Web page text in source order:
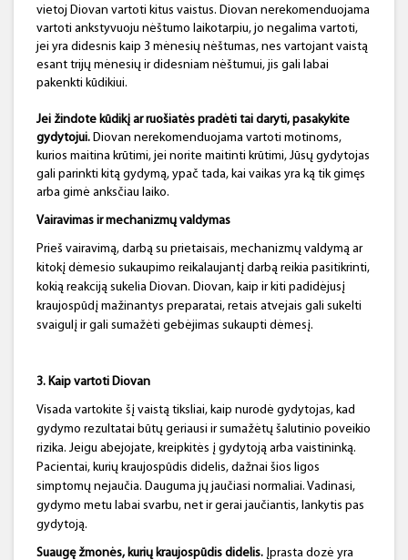
vietoj Diovan vartoti kitus vaistus. Diovan nerekomenduojama
vartoti ankstyvuoju nėštumo laikotarpiu, jo negalima vartoti,
jei yra didesnis kaip 3 mėnesių nėštumas, nes vartojant vaistą
esant trijų mėnesių ir didesniam nėštumui, jis gali labai
pakenkti kūdikiui.
Jei žindote kūdikį ar ruošiatės pradėti tai daryti, pasakykite
gydytojui. Diovan nerekomenduojama vartoti motinoms,
kurios maitina krūtimi, jei norite maitinti krūtimi, Jūsų gydytojas
gali parinkti kitą gydymą, ypač tada, kai vaikas yra ką tik gimęs
arba gimė anksčiau laiko.
Vairavimas ir mechanizmų valdymas
Prieš vairavimą, darbą su prietaisais, mechanizmų valdymą ar
kitokį dėmesio sukaupimo reikalaujantį darbą reikia pasitikrinti,
kokią reakciją sukelia Diovan. Diovan, kaip ir kiti padidėjusį
kraujospūdį mažinantys preparatai, retais atvejais gali sukelti
svaigulį ir gali sumažėti gebėjimas sukaupti dėmesį.
3. Kaip vartoti Diovan
Visada vartokite šį vaistą tiksliai, kaip nurodė gydytojas, kad
gydymo rezultatai būtų geriausi ir sumažėtų šalutinio poveikio
rizika. Jeigu abejojate, kreipkitės į gydytoją arba vaistininką.
Pacientai, kurių kraujospūdis didelis, dažnai šios ligos
simptomų nejaučia. Dauguma jų jaučiasi normaliai. Vadinasi,
gydymo metu labai svarbu, net ir gerai jaučiantis, lankytis pas
gydytoją.
Suaugę žmonės, kurių kraujospūdis didelis. Įprasta dozė yra